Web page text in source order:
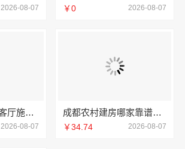
2026-08-07 ￥0 2026-08-07
本地慕新不锈钢客厅施工方案全流程
2026-08-07
成都农村建房哪家靠谱？中蓝建投四川专业省心
￥34.74 2026-08-07